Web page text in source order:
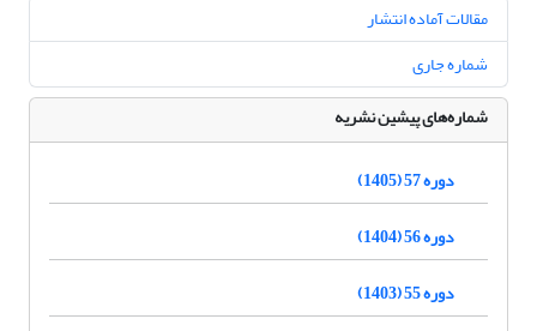
مقالات آماده انتشار
شماره جاری
شماره‌های پیشین نشریه
دوره 57 (1405)
دوره 56 (1404)
دوره 55 (1403)